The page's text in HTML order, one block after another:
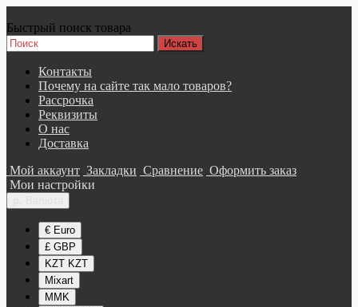
Быстрый поиск товара
Контакты
Почему на сайте так мало товаров?
Рассрочка
Реквизиты
О нас
Доставка
Мой аккаунт Закладки Сравнение Оформить заказ
Мои настройки
€ Euro
£ GBP
KZT KZT
Mixart
MMK